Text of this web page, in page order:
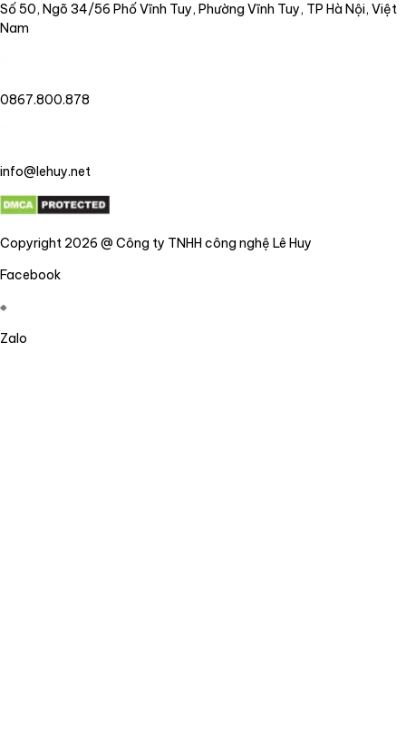
Số 50, Ngõ 34/56 Phố Vĩnh Tuy, Phường Vĩnh Tuy, TP Hà Nội, Việt
Nam
0867.800.878
info@lehuy.net
Copyright 2026 @ Công ty TNHH công nghệ Lê Huy
Facebook
Zalo